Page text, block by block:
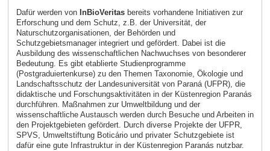
Dafür werden von InBioVeritasbereits vorhandene Initiativen zur
Erforschung und dem Schutz, z.B. der Universität, der
Naturschutzorganisationen, der Behörden und
Schutzgebietsmanager integriert und gefördert. Dabei ist die
Ausbildung des wissenschaftlichen Nachwuchses von besonderer
Bedeutung. Es gibt etablierte Studienprogramme
(Postgraduiertenkurse) zu den Themen Taxonomie, Ökologie und
Landschaftsschutz der Landesuniversität von Paraná (UFPR), die
didaktische und Forschungsaktivitäten in der Küstenregion Paranás
durchführen. Maßnahmen zur Umweltbildung und der
wissenschaftliche Austausch werden durch Besuche und Arbeiten in
den Projektgebieten gefördert. Durch diverse Projekte der UFPR,
SPVS, Umweltstiftung Boticário und privater Schutzgebiete ist
dafür eine gute Infrastruktur in der Küstenregion Paranás nutzbar.